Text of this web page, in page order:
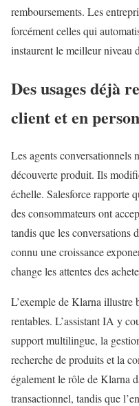
remboursements. Les
forcément celles qui
instaurent le meilleur niveau
Des usages déjà
client et en
Les agents conversationnels
découverte produit. Ils
échelle. Salesforce rapporte
des consommateurs ont
tandis que les conversations
connu une croissance
change les attentes des
L’exemple de Klarna illustre
rentables. L’assistant IA y
support multilingue, la
recherche de produits et la
également le rôle de Klarna
transactionnel, tandis que